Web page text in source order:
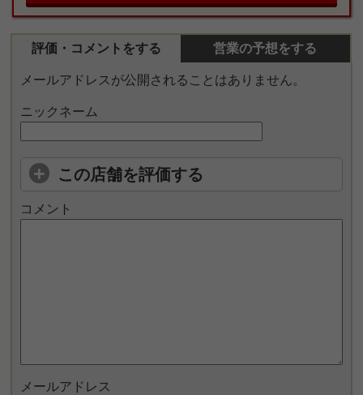
評価・コメントをする 営業の予想をする
メールアドレスが公開されることはありません。
ニックネーム
この店舗を評価する
コメント
メールアドレス